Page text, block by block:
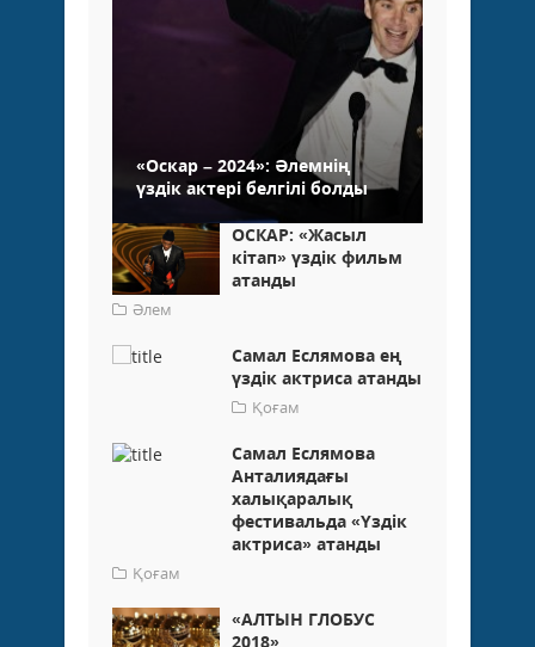
«Оскар – 2024»: Әлемнің
үздік актері белгілі болды
ОСКАР: «Жасыл
кітап» үздік фильм
атанды
Әлем
Самал Еслямова ең
үздік актриса атанды
Қоғам
Самал Еслямова
Анталиядағы
халықаралық
фестивальда «Үздік
актриса» атанды
Қоғам
«АЛТЫН ГЛОБУС
2018»